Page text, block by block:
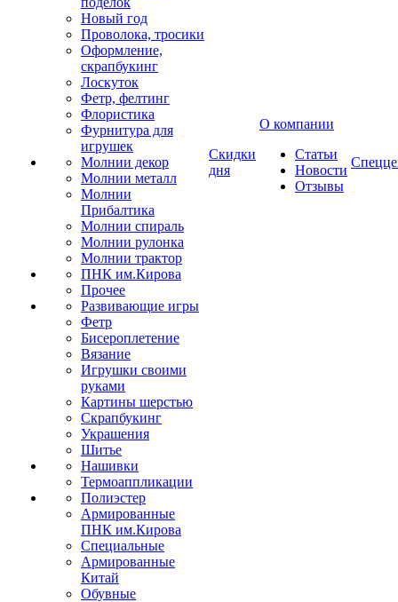
Новый год
Проволока, тросики
Оформление,
скрапбукинг
Лоскуток
Фетр, фелтинг
Флористика
Фурнитура для
игрушек
Молнии декор
Молнии металл
Молнии
Прибалтика
Молнии спираль
Молнии рулонка
Молнии трактор
ПНК им.Кирова
Прочее
Развивающие игры
Фетр
Бисероплетение
Вязание
Игрушки своими
руками
Картины шерстью
Скрапбукинг
Украшения
Шитье
Нашивки
Термоаппликации
Полиэстер
Армированные
ПНК им.Кирова
Специальные
Армированные
Китай
Обувные
Скидки
дня
О компании
Статьи
Новости
Отзывы